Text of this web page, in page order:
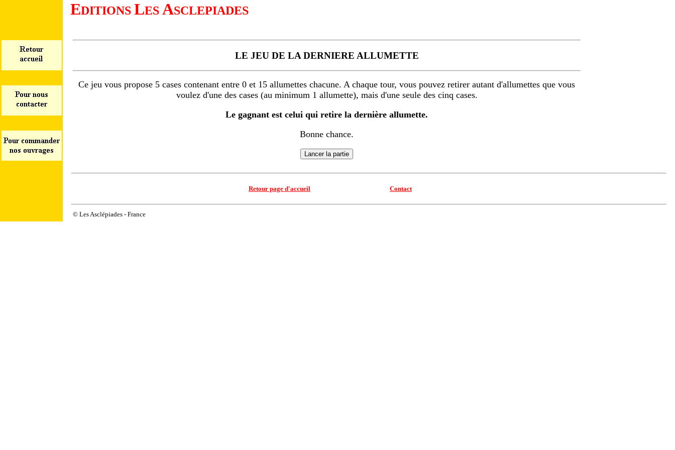
EDITIONS LES ASCLEPIADES
LE JEU DE LA DERNIERE ALLUMETTE
Ce jeu vous propose 5 cases contenant entre 0 et 15 allumettes chacune. A chaque tour, vous pouvez retirer autant d'allumettes que vous
voulez d'une des cases (au minimum 1 allumette), mais d'une seule des cinq cases.
Le gagnant est celui qui retire la dernière allumette.
Bonne chance.
Retour page d'accueil Contact
© Les Asclépiades - France